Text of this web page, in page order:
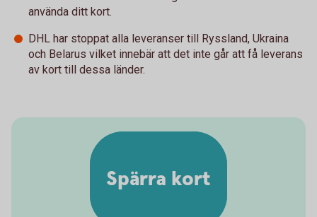
använda ditt kort.
DHL har stoppat alla leveranser till Ryssland, Ukraina
och Belarus vilket innebär att det inte går att få leverans
av kort till dessa länder.
Spärra kort